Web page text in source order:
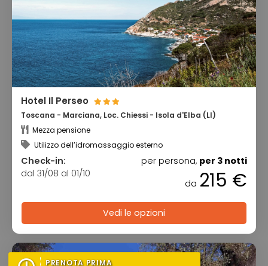
Hotel Il Perseo
Toscana - Marciana, Loc. Chiessi - Isola d'Elba (LI)
Mezza pensione
Utilizzo dell’idromassaggio esterno
Check-in:
dal 31/08 al 01/10
per persona, per 3 notti
da 215 €
Vedi le opzioni
PRENOTA PRIMA